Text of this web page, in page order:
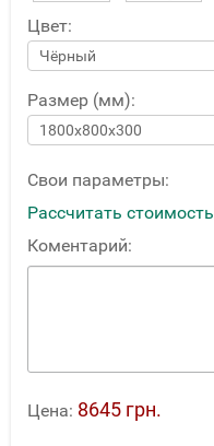
Цвет:
Размер (мм):
Свои параметры:
Рассчитать стоимость
Коментарий:
Цена: 8645 грн.